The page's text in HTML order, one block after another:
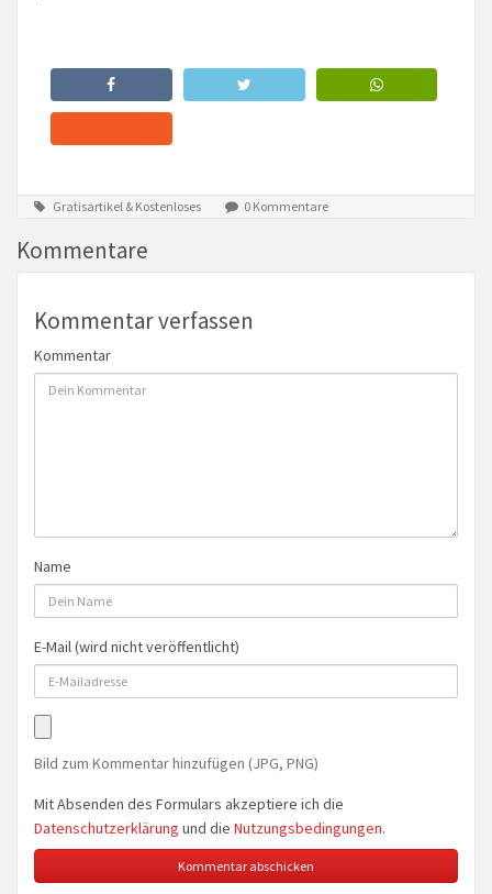
Gratisartikel & Kostenloses 0 Kommentare
Kommentare
Kommentar verfassen
Kommentar
Name
E-Mail (wird nicht veröffentlicht)
Bild zum Kommentar hinzufügen (JPG, PNG)
Mit Absenden des Formulars akzeptiere ich die
Datenschutzerklärung und die Nutzungsbedingungen.